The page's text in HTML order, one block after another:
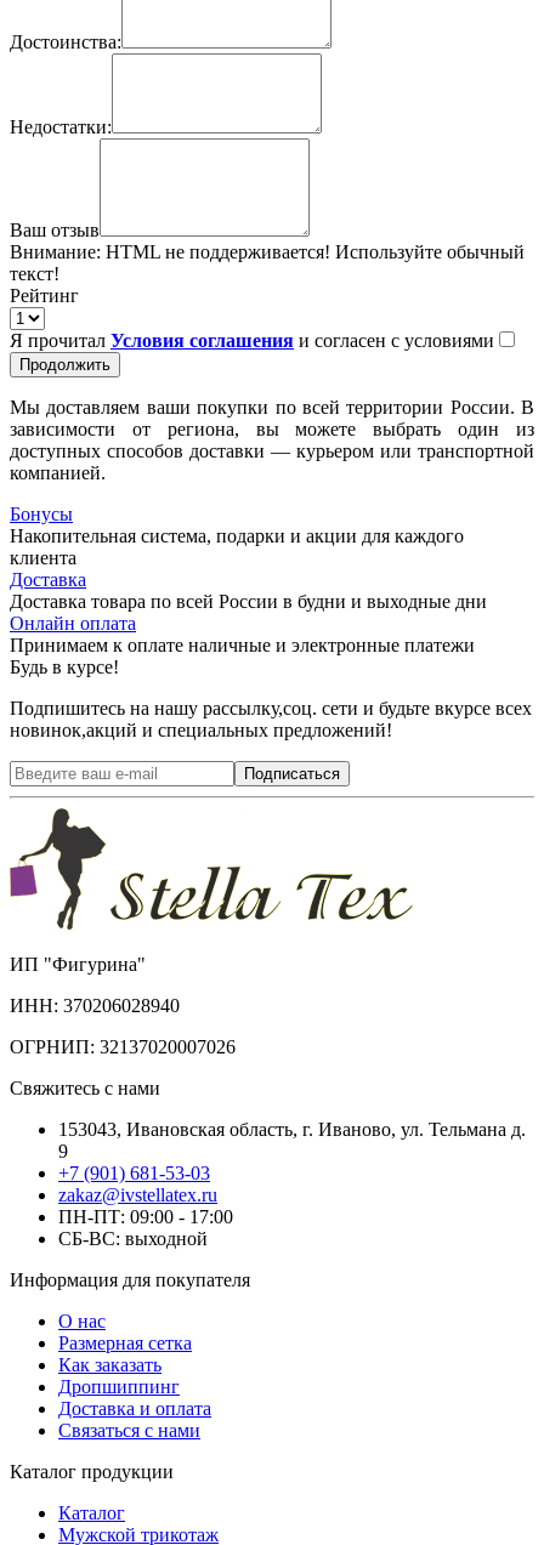
Достоинства:
Недостатки:
Ваш отзыв
Внимание: HTML не поддерживается! Используйте обычный
текст!
Рейтинг
Я прочитал Условия соглашения и согласен с условиями
Продолжить
Мы доставляем ваши покупки по всей территории России. В
зависимости от региона, вы можете выбрать один из
доступных способов доставки — курьером или транспортной
компанией.
Бонусы
Накопительная система, подарки и акции для каждого
клиента
Доставка
Доставка товара по всей России в будни и выходные дни
Онлайн оплата
Принимаем к оплате наличные и электронные платежи
Будь в курсе!
Подпишитесь на нашу рассылку,соц. сети и будьте вкурсе всех
новинок,акций и специальных предложений!
Подписаться
ИП "Фигурина"
ИНН: 370206028940
ОГРНИП: 32137020007026
Свяжитесь с нами
153043, Ивановская область, г. Иваново, ул. Тельмана д.
9
+7 (901) 681-53-03
zakaz@ivstellatex.ru
ПН-ПТ: 09:00 - 17:00
СБ-ВС: выходной
Информация для покупателя
О нас
Размерная сетка
Как заказать
Дропшиппинг
Доставка и оплата
Связаться с нами
Каталог продукции
Каталог
Мужской трикотаж